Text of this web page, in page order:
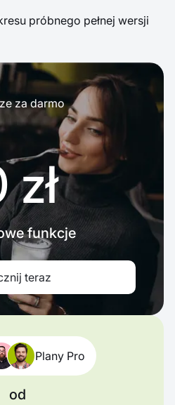
próbnego pełnej wersji
za darmo
zł
funkcje
teraz
Plany Pro
od